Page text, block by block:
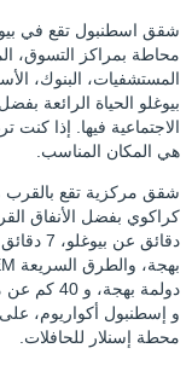
شقق اسطنبول تقع في
محاطة بمراكز التسوق،
المستشفيات، البنوك،
بيوغلو الحياة الرائعة
الاجتماعية فيها. إذا
هي المكان المناسب.
شقق مركزية تقع بالقرب
كراكوي بفضل الأنفاق
محطة إسنلار للحافلات.